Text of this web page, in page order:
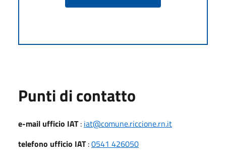
Punti di contatto
e-mail ufficio IAT: iat@comune.riccione.rn.it
telefono ufficio IAT:0541 426050